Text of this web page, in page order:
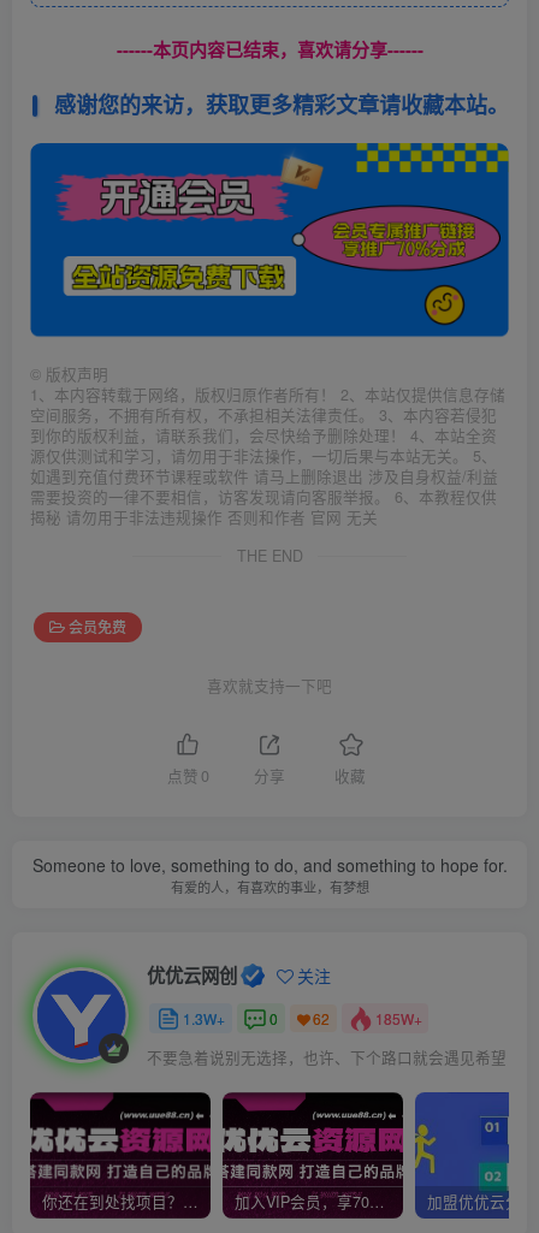
------本页内容已结束，喜欢请分享------
感谢您的来访，获取更多精彩文章请收藏本站。
© 版权声明
1、本内容转载于网络，版权归原作者所有！ 2、本站仅提供信息存储
空间服务，不拥有所有权，不承担相关法律责任。 3、本内容若侵犯
到你的版权利益，请联系我们，会尽快给予删除处理！ 4、本站全资
源仅供测试和学习，请勿用于非法操作，一切后果与本站无关。 5、
如遇到充值付费环节课程或软件 请马上删除退出 涉及自身权益/利益
需要投资的一律不要相信，访客发现请向客服举报。 6、本教程仅供
揭秘 请勿用于非法违规操作 否则和作者 官网 无关
THE END
会员免费
喜欢就支持一下吧
点赞 0 分享 收藏
Someone to love, something to do, and something to hope for.
有爱的人，有喜欢的事业，有梦想
优优云网创 关注
1.3W+ 0 62 185W+
不要急着说别无选择，也许、下个路口就会遇见希望
你还在到处找项目？还在当韭菜？我靠网创资源站一个月收入5万+，曾经我也是个失败者。 加入VIP会员，享70%的推广提成，免费学习多种网上创业课程，菜鸟秒变大神！